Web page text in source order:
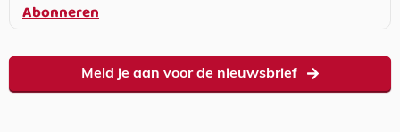
Abonneren
Meld je aan voor de nieuwsbrief